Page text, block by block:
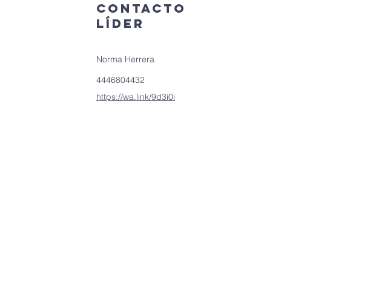
Contacto
líder
Norma Herrera
4446804432
https://wa.link/9d3i0i